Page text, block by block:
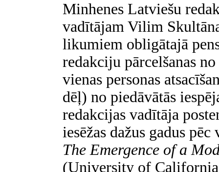
Minhenes Latviešu
vadītājam Vilim
likumiem obligātajā
redakciju pārcelšanas
vienas personas
dēļ) no piedāvātās
redakcijas vadītāja
iesēžas dažus gadus
The Emergence of a
(University of